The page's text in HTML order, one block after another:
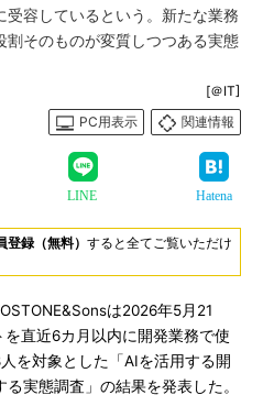
容しているという。新たな業務
そのものが変質しつつある実態
[＠IT]
PC用表示
関連情報
LINE Hatena
登録（無料） すると全てご覧いただけ
は2026年5月21
直近6カ月以内に開発業務で使
を対象とした「AIを活用する開
実態調査」の結果を発表した。